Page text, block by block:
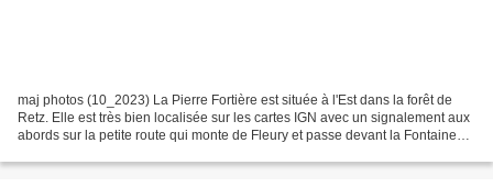
maj photos (10_2023) La Pierre Fortière est située à l'Est dans la forêt de
Retz. Elle est très bien localisée sur les cartes IGN avec un signalement aux
abords sur la petite route qui monte de Fleury et passe devant la Fontaine